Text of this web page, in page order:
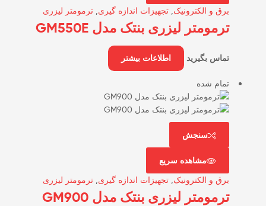
برق و الکترونیک تجهیزات اندازه گیری ترمومتر لیزری
ترمومتر لیزری بنتک مدل GM550E
تماس بگیرید اطلاعات بیشتر
تمام شده
سنجش
مشاهده سریع
برق و الکترونیک تجهیزات اندازه گیری ترمومتر لیزری
ترمومتر لیزری بنتک مدل GM900